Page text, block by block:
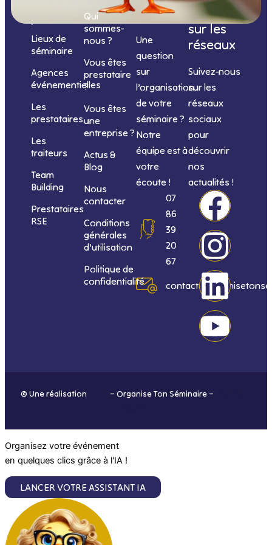
prestations
Lieux de
séminaire
Agences
événementielles
Les
prestataires
Les
traiteurs
Team
Building
Prestataires
RSE
Qui
sommes-
nous ?
Vous êtes
prestataire
?
Vous êtes
une
entreprise ?
Actus &
Blog
Nous
contacter
Conditions
générales
d’utilisation
Politique de
confidentialité
contacter
Une
question
sur
l’organisation
de votre
séminaire ?
Notre
équipe est à
votre
écoute !
07
86
39
20
67
suivre
sur les
réseaux
Suivez-nous
sur les
réseaux
sociaux
pour
découvrir
nos
actualités !
F
a
c
e
b
I
n
s
t
a
L
i
n
k
e
Y
o
u
t
u
© Une réalisation – Organise Ton Séminaire –
Organisez votre événement
en quelques clics grâce à l'IA !
LANCER VOTRE ASSISTANT IA